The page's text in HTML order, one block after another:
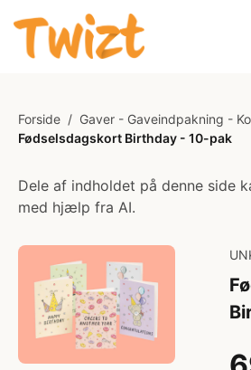
Forside / Gaver - Gaveindpakning -
Fødselsdagskort Birthday - 10-pak
Dele af indholdet på denne side
med hjælp fra AI.